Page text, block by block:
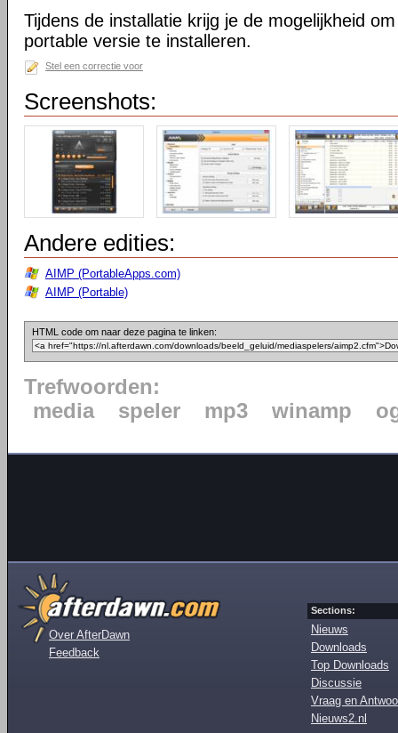
Tijdens de installatie krijg je de mogelijkheid
portable versie te installeren.
Stel een correctie voor
Screenshots:
Andere edities:
AIMP (PortableApps.com)
AIMP (Portable)
HTML code om naar deze pagina te linken:
Trefwoorden:
media
speler mp3 winamp
Over AfterDawn
Feedback
Sections:
Nieuws
Downloads
Top Downloads
Discussie
Vraag en
Nieuws2.nl